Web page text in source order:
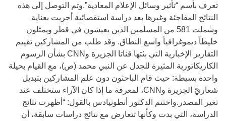
تعرف بأسم “تأثير وسائل الإعلام المعادية”.وتم التوصل إلى هذه
النتائج المفاجئة وغيرها بعد دراسة استقصائية أجريت بعناية
وشملت 581 من المسلمين الذين يعيشون في قطر ويمثلون
خليطاً ديموغرافياً واسع النطاق. وقد طلب من المشاركين تقييم
التقارير الإخبارية التي بثتها قناتا الجزيرة وCNN بشأن الرسوم
الكاريكاتورية المثيرة للجدل عن النبي محمد (ص)، مع القيام بحيلة
واحدة بسيطة: حيث قام الباحثون دون علم المشاركين بتبديل
شعاريّ الجزيرة وCNN، لمعرفة ما إذا كان الآراء ستختلف عند
تغير المصدر.واختتم الدكتور أنطونيادس بالقول: “أظهرت نتائج
الدراسة، التي بدت وكأنها تتعارض مع نتائج دراسات سابقة، أن